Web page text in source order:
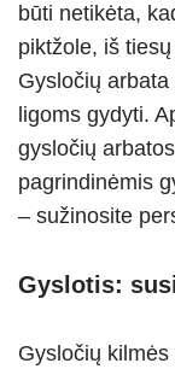
būti netikėta,
piktžole, iš
Gysločių
ligoms gydyti.
gysločių
pagrindinėmis
– sužinosite
Gyslotis:
Gysločių